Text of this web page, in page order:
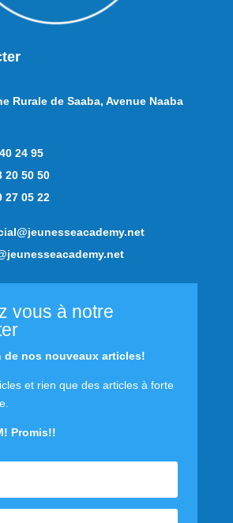
Rurale de Saaba, Avenue Naaba
24 95
50 50
05 22
vous à notre
de nos nouveaux articles!
et rien que des articles à forte
Promis!!